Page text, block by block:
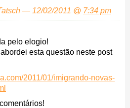
— 12/02/2011 @ 7:34 pm
pelo elogio!
esta questão neste post
2011/01/imigrando-novas-